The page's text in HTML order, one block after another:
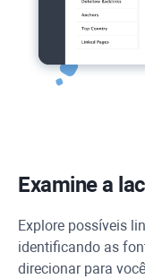
Examine a
Explore possíveis
identificando as
direcionar para